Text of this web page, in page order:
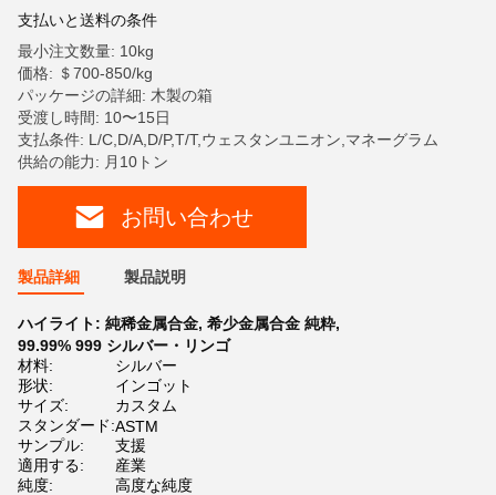
支払いと送料の条件
最小注文数量: 10kg
価格: ＄700-850/kg
パッケージの詳細: 木製の箱
受渡し時間: 10〜15日
支払条件: L/C,D/A,D/P,T/T,ウェスタンユニオン,マネーグラム
供給の能力: 月10トン
お問い合わせ
製品詳細 製品説明
ハイライト: 純稀金属合金, 希少金属合金 純粋,
99.99% 999 シルバー・リンゴ
材料:
シルバー
形状:
インゴット
サイズ:
カスタム
スタンダード:ASTM
サンプル:
支援
適用する:
産業
純度:
高度な純度